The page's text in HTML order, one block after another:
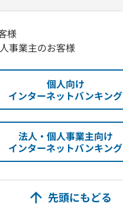
様
事業主のお客様
個人向け
インターネットバンキング
法人・個人事業主向け
インターネットバンキング
先頭にもどる